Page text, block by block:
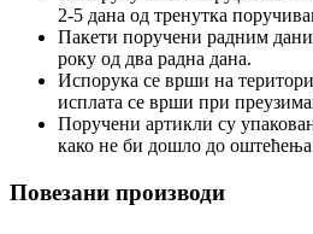
2-5 дана од тренутка
Пакети поручени радним
року од два радна дана.
Испорука се врши на
исплата се врши при
Поручени артикли су
како не би дошло до
Повезани производи